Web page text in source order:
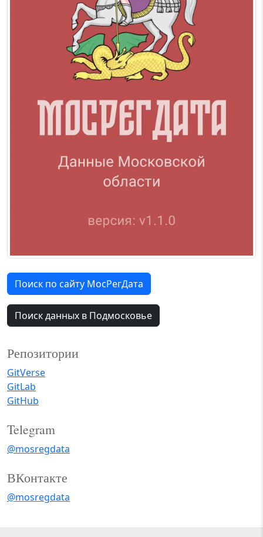
Поиск по сайту МосРегДата
Поиск данных в Подмосковье
Репозитории
GitVerse
GitLab
GitHub
Telegram
@mosregdata
ВКонтакте
@mosregdata